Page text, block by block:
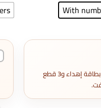
With
تغليف هدايا كامل مع بطاقة إهداء و3 قطع